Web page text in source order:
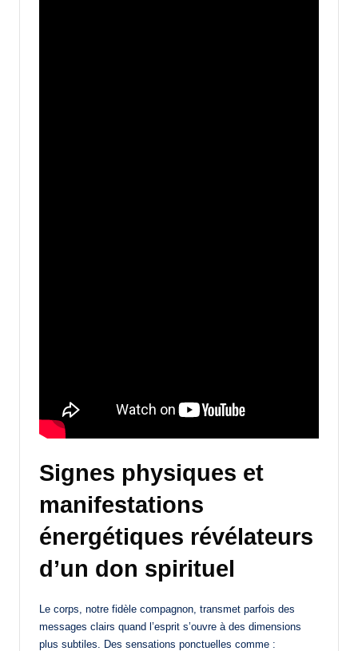
Signes physiques et
manifestations
énergétiques révélateurs
d’un don spirituel
Le corps, notre fidèle compagnon, transmet parfois des
messages clairs quand l’esprit s’ouvre à des dimensions
plus subtiles. Des sensations ponctuelles comme :